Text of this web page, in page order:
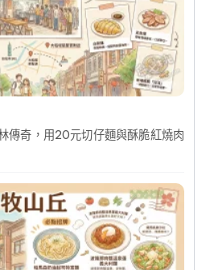
傳奇，用20元切仔麵與酥脆紅燒肉